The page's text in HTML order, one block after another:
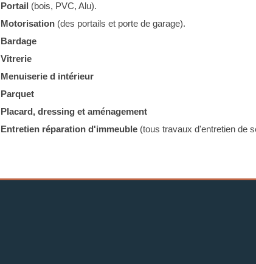
Portail (bois, PVC, Alu).
Motorisation (des portails et porte de garage).
Bardage
Vitrerie
Menuiserie d intérieur
Parquet
Placard, dressing et aménagement
Entretien réparation d'immeuble (tous travaux d'entretien de